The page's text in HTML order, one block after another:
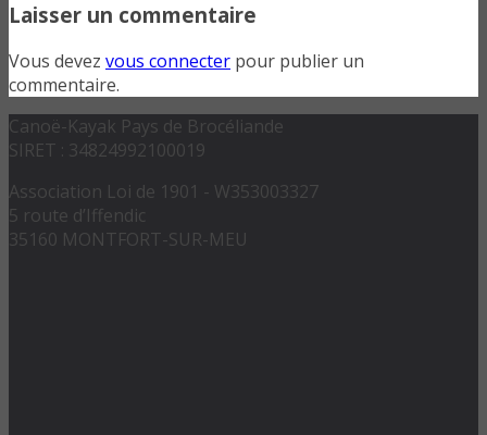
Laisser un commentaire
Vous devez vous connecter pour publier un
commentaire.
Canoë-Kayak Pays de Brocéliande
SIRET : 34824992100019
Association Loi de 1901 - W353003327
5 route d’Iffendic
35160 MONTFORT-SUR-MEU